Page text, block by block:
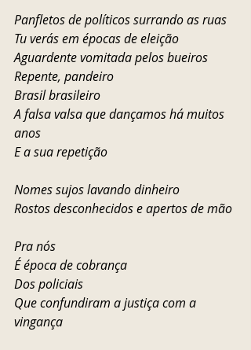
Panfletos de políticos surrando as ruas
Tu verás em épocas de eleição
Aguardente vomitada pelos bueiros
Repente, pandeiro
Brasil brasileiro
A falsa valsa que dançamos há muitos
anos
E a sua repetição
Nomes sujos lavando dinheiro
Rostos desconhecidos e apertos de mão
Pra nós
É época de cobrança
Dos policiais
Que confundiram a justiça com a
vingança